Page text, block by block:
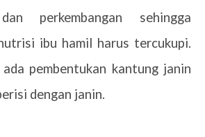
perkembangan sehingga
ibu hamil harus tercukupi.
pembentukan kantung janin
dengan janin.